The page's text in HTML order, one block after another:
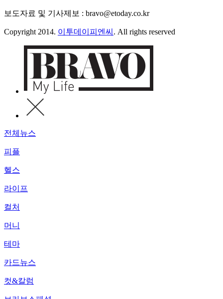
보도자료 및 기사제보 : bravo@etoday.co.kr
Copyright 2014. 이투데이피엔씨 . All rights reserved
전체뉴스
피플
헬스
라이프
컬처
머니
테마
카드뉴스
컷&칼럼